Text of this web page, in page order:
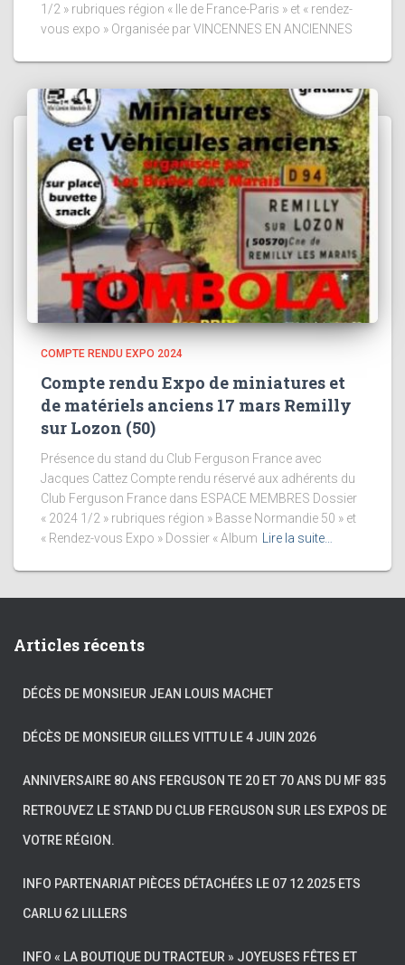
1/2 » rubriques région « Ile de France-Paris » et « rendez-
vous expo » Organisée par VINCENNES EN ANCIENNES
COMPTE RENDU EXPO 2024
Compte rendu Expo de miniatures et
de matériels anciens 17 mars Remilly
sur Lozon (50)
Présence du stand du Club Ferguson France avec
Jacques Cattez Compte rendu réservé aux adhérents du
Club Ferguson France dans ESPACE MEMBRES Dossier
« 2024 1/2 » rubriques région » Basse Normandie 50 » et
« Rendez-vous Expo » Dossier « Album
Lire la suite…
Articles récents
DÉCÈS DE MONSIEUR JEAN LOUIS MACHET
DÉCÈS DE MONSIEUR GILLES VITTU LE 4 JUIN 2026
ANNIVERSAIRE 80 ANS FERGUSON TE 20 ET 70 ANS DU MF 835
RETROUVEZ LE STAND DU CLUB FERGUSON SUR LES EXPOS DE
VOTRE RÉGION.
INFO PARTENARIAT PIÈCES DÉTACHÉES LE 07 12 2025 ETS
CARLU 62 LILLERS
INFO « LA BOUTIQUE DU TRACTEUR » JOYEUSES FÊTES ET